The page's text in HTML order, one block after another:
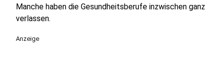
Manche haben die Gesundheitsberufe inzwischen ganz
verlassen.
Anzeige